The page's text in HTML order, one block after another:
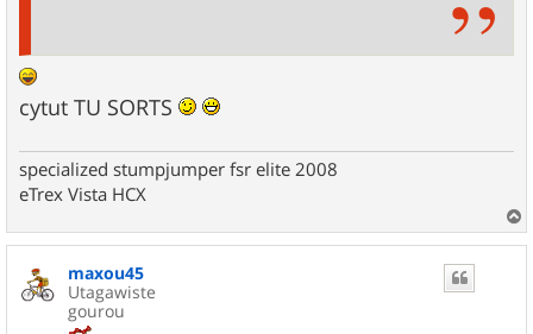
cytut TU SORTS
specialized stumpjumper fsr elite 2008
eTrex Vista HCX
a
u
maxou45
Utagawiste
gourou